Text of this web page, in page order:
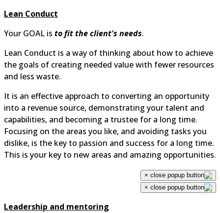
Lean Conduct
Your GOAL is to fit the client's needs.
Lean Conduct is a way of thinking about how to achieve
the goals of creating needed value with fewer resources
and less waste.
It is an effective approach to converting an opportunity
into a revenue source, demonstrating your talent and
capabilities, and becoming a trustee for a long time.
Focusing on the areas you like, and avoiding tasks you
dislike, is the key to passion and success for a long time.
This is your key to new areas and amazing opportunities.
×
×
Leadership and mentoring